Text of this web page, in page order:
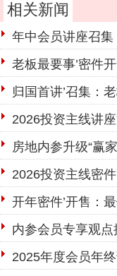
相关新闻
年中会员讲座召
老板最要事’密件
归国首讲’召集：
2026投资主线讲
房地内参升级“赢
2026投资主线密
开年密件’开售：
内参会员专享观点
2025年度会员年